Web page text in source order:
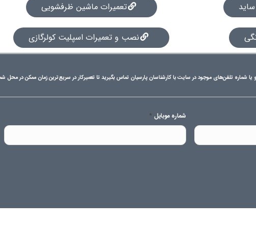
تعمیرات ماشین ظرفشویی
نصب و تعمیرات اسپلیت کولرگازی
یا شماره تلفن‌های موجود در سایت با کارشناسان پارسیان تماس بگیرید تا تعمیرکار در سریع‌ترین زمان ممکن در محل
شماره موبایل *